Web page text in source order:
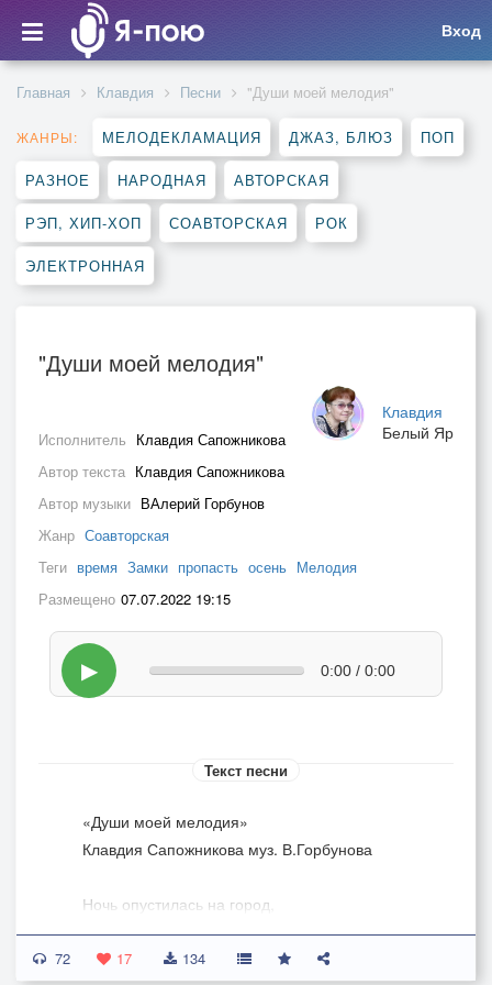
Вход
Главная Клавдия Песни "Души моей мелодия"
ЖАНРЫ: МЕЛОДЕКЛАМАЦИЯ ДЖАЗ, БЛЮЗ ПОП
РАЗНОЕ НАРОДНАЯ АВТОРСКАЯ
РЭП, ХИП-ХОП СОАВТОРСКАЯ РОК
ЭЛЕКТРОННАЯ
"Души моей мелодия"
Клавдия
Белый Яр
Исполнитель Клавдия Сапожникова
Автор текста Клавдия Сапожникова
Автор музыки ВАлерий Горбунов
Жанр Соавторская
Теги время Замки пропасть осень Мелодия
Размещено 07.07.2022 19:15
▶ 0:00 / 0:00
Текст песни
«Души моей мелодия»
Клавдия Сапожникова муз. В.Горбунова
Ночь опустилась на город,
Звёздным накрыла плащом.
Если б ты знал как мне дорог
72 17 134